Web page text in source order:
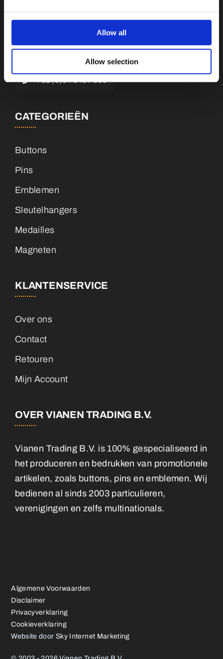
Allow all
Allow selection
+31 (0)34 8407 089
CATEGORIEËN
Buttons
Pins
Emblemen
Sleutelhangers
Medailles
Magneten
KLANTENSERVICE
Over ons
Contact
Retouren
Mijn Account
OVER VIANEN TRADING B.V.
Vianen Trading B.V. is 100% gespecialiseerd in
het produceren en bedrukken van promotionele
artikelen, zoals buttons, pins en emblemen. Wij
bedienen al sinds 2003 particulieren,
verenigingen en zelfs multinationals.
Algemene Voorwaarden
Disclaimer
Privacyverklaring
Cookieverklaring
Website door Sky Internet Marketing